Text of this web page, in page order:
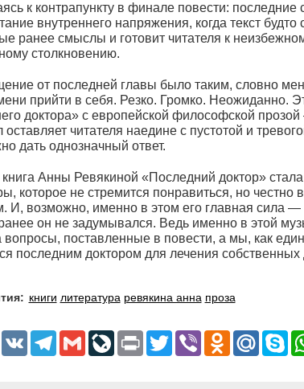
к контрапункту в финале повести:
внутреннего напряжения, когда текст
ранее смыслы и готовит читателя к
столкновению.
от последней главы было таким, словно
прийти в себя. Резко. Громко. Неожиданно.
доктора» с европейской философской
оставляет читателя наедине с пустотой и
дать однозначный ответ.
Анны Ревякиной «Последний доктор»
которое не стремится понравиться, но честно
И, возможно, именно в этом его главная сила —
он не задумывался. Ведь именно в этой
вопросы, поставленные в повести, а мы, как
последним доктором для лечения собственных
книги литература ревякина анна проза
VK Telegram
GmailLiveJournal
Print TwitterViber Odnoklassniki
Mail.Ru